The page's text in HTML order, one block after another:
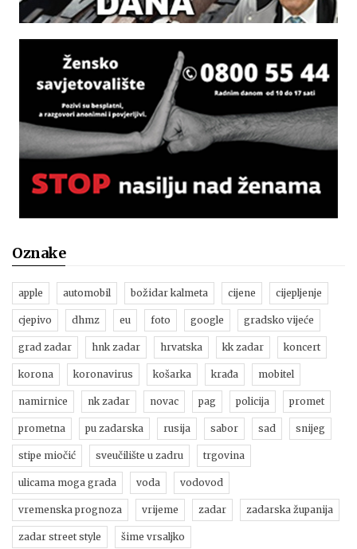
Oznake
apple automobil božidar kalmeta cijene cijepljenje
cjepivo dhmz eu foto google gradsko vijeće
grad zadar hnk zadar hrvatska kk zadar koncert
korona koronavirus košarka krađa mobitel
namirnice nk zadar novac pag policija promet
prometna pu zadarska rusija sabor sad snijeg
stipe miočić sveučilište u zadru trgovina
ulicama moga grada voda vodovod
vremenska prognoza vrijeme zadar zadarska županija
zadar street style šime vrsaljko